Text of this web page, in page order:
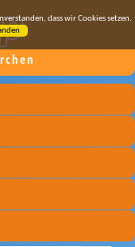
dass wir Cookies setzen.